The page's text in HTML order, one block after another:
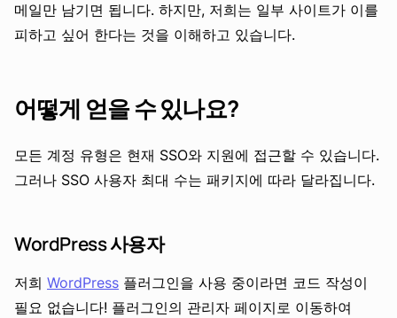
메일만 남기면 됩니다. 하지만, 저희는 일부 사이트가 이를
피하고 싶어 한다는 것을 이해하고 있습니다.
어떻게 얻을 수 있나요?
모든 계정 유형은 현재 SSO와 지원에 접근할 수 있습니다.
그러나 SSO 사용자 최대 수는 패키지에 따라 달라집니다.
WordPress 사용자
저희 WordPress 플러그인을 사용 중이라면 코드 작성이
필요 없습니다! 플러그인의 관리자 페이지로 이동하여